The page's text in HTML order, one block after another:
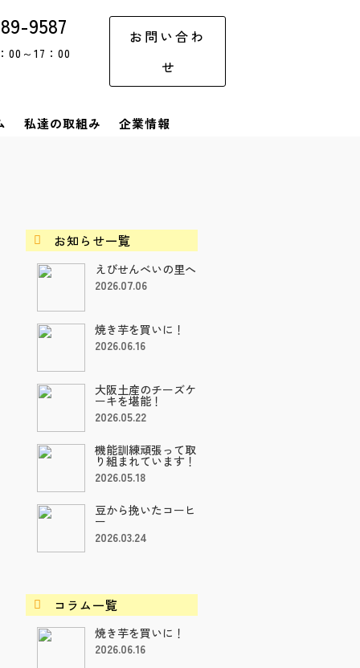
9587
00～17：00
お問い合わ
せ
私達の取組み 企業情報
 お知らせ一覧
えびせんべいの里へ
2026.07.06
焼き芋を買いに！
2026.06.16
大阪土産のチーズケ
ーキを堪能！
2026.05.22
機能訓練頑張って取
り組まれています！
2026.05.18
豆から挽いたコーヒ
ー
2026.03.24
 コラム一覧
焼き芋を買いに！
2026.06.16